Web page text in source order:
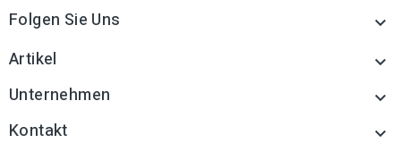
Folgen Sie Uns 
Artikel 
Unternehmen 
Kontakt 